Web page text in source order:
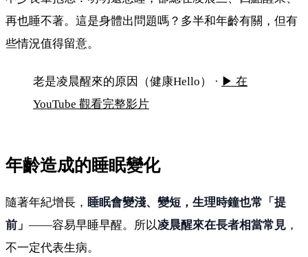
再也睡不著。這是身體出問題嗎？多半和年齡有關，但有
些情況值得留意。
老是凌晨 3、4 點醒來？可能的原因
老是凌晨醒來的原因（健康Hello） · ▶ 在
YouTube 觀看完整影片
年齡造成的睡眠變化
隨著年紀增長， 睡眠會變淺、變短，生理時鐘也常「提
前」 ——容易早睡早醒。所以凌晨醒來在長者相當常見 ，
不一定代表生病。